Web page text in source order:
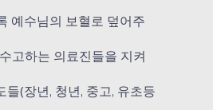
예수님의 보혈로 덮어주
고하는 의료진들을 지켜
(장년, 청년, 중고, 유초등